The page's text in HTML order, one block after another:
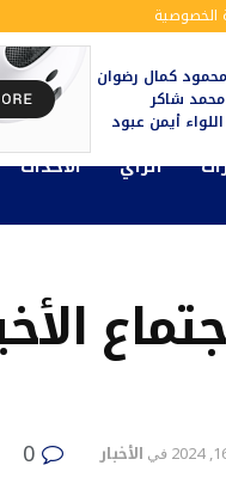
الخصوصية
محمود كمال رضوان
محمد شاكر
اللواء أيمن عبود
الرأي الأحداث
في الأخبار